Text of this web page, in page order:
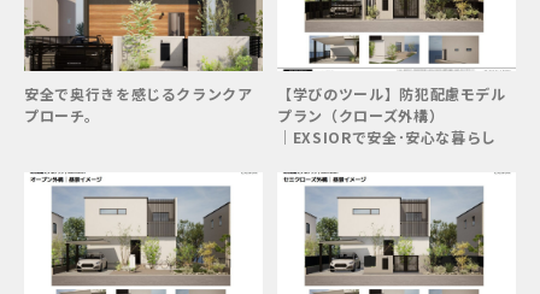
300万円 〜 400万円
400万円 〜 500万円
500万円 〜
敷地形状・条件
坪庭／花壇
狭小地
旗竿地
高低差有
階段／スロープ
駐車1台
安全で奥行きを感じるクランクア
プローチ。
【学びのツール】防犯配慮モデル
プラン（クローズ外構）
│EXSIORで安全･安心な暮らし